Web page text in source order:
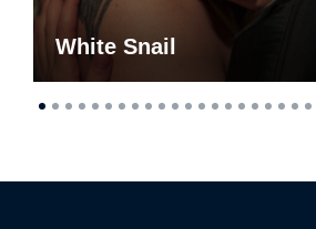
White Snail